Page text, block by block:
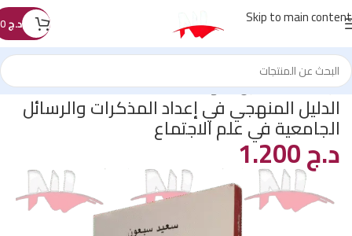
Skip to main content د.ج
الرئيسية/كتب القانون/المنهجية
الدليل المنهجي في إعداد المذكرات والرسائل
الجامعية في علم الاجتماع
د.ج